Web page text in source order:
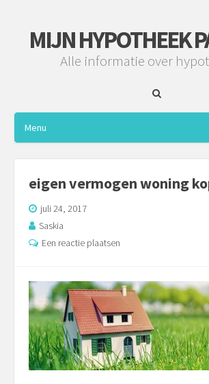
MIJN HYPOTHEEK
Alle informatie over
Menu
eigen vermogen woning
juli 24, 2017
Saskia
Een reactie plaatsen